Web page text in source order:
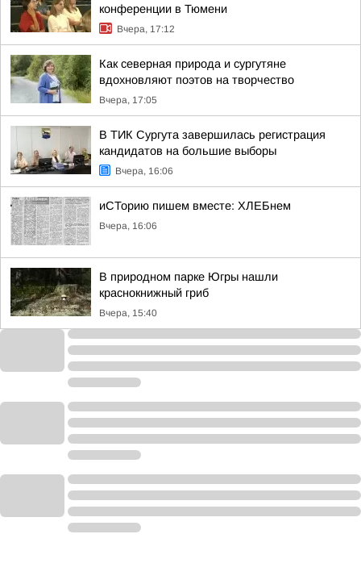
конференции в Тюмени
Вчера, 17:12
Как северная природа и сургутяне
вдохновляют поэтов на творчество
Вчера, 17:05
В ТИК Сургута завершилась регистрация
кандидатов на большие выборы
Вчера, 16:06
иСТорию пишем вместе: ХЛЕБнем
Вчера, 16:06
В природном парке Югры нашли
краснокнижный гриб
Вчера, 15:40